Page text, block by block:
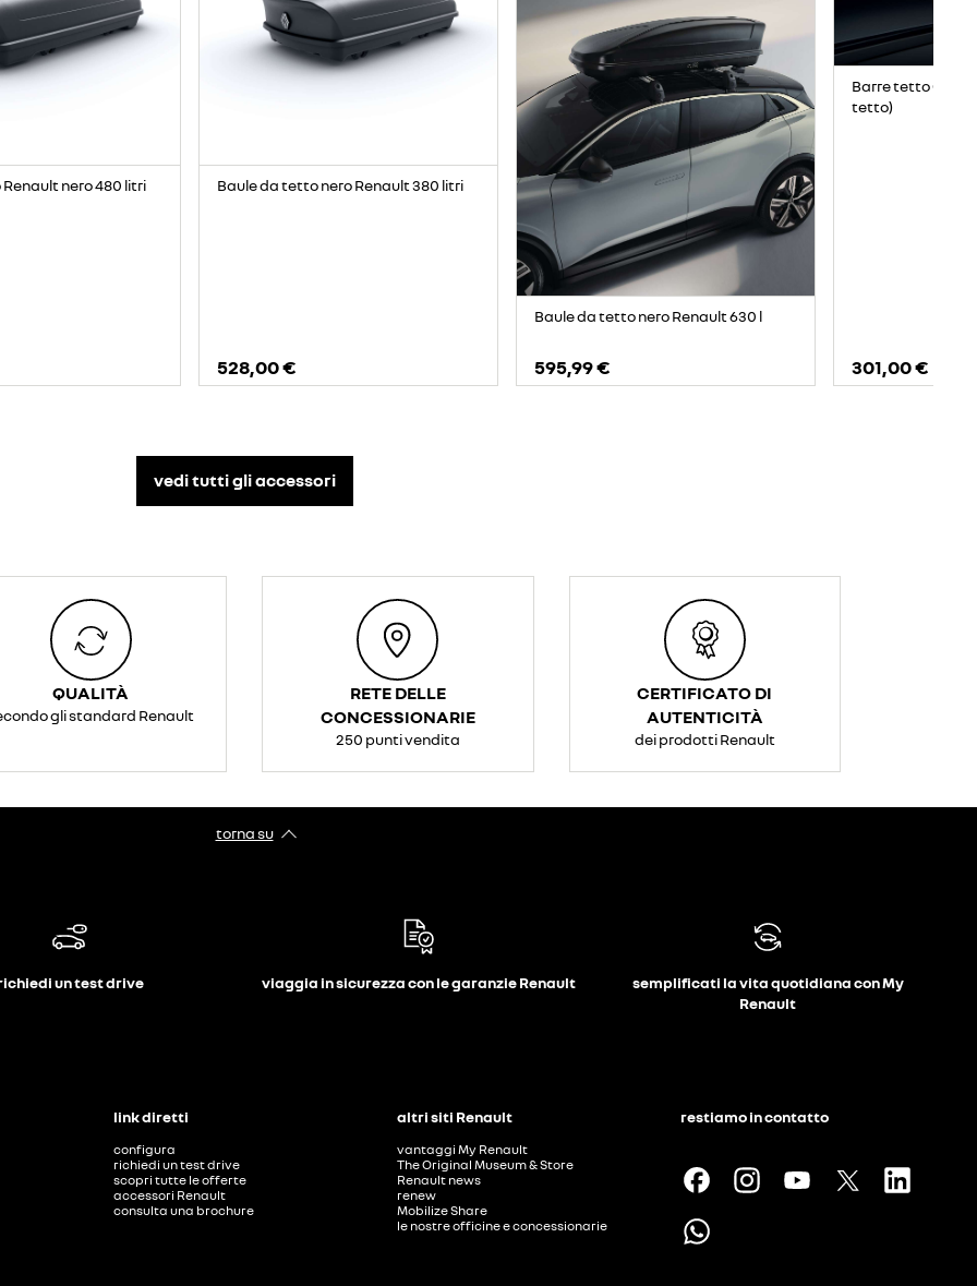
nero 480 litri Baule da tetto nero Renault 380 litri
528,00 €
Baule da tetto nero Renault 630 l
595,99 €
Barre tetto
tetto)
301,00 €
vedi tutti gli accessori​
QUALITÀ
gli standard Renault
RETE DELLE
CONCESSIONARIE
250 punti vendita
CERTIFICATO DI
AUTENTICITÀ
dei prodotti Renault
torna su
un test drive viaggia in sicurezza con le garanzie Renault
semplificati la vita quotidiana con My
Renault
link diretti
configura
richiedi un test drive
scopri tutte le offerte
accessori Renault
consulta una brochure
altri siti Renault
vantaggi My Renault
The Original Museum & Store
Renault news
renew
Mobilize Share
le nostre officine e concessionarie
restiamo in contatto